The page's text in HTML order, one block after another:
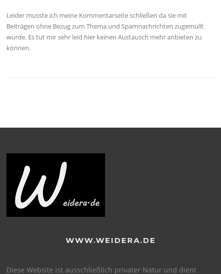
Leider musste ich meine Kommentarseite schließen da sie mit
Beiträgen ohne Bezug zum Thema und Spamnachrichten zugemüllt
wurde. Es tut mir sehr leid hier keinen Austausch mehr anbieten zu
können.
WWW.WEIDERA.DE
Diese Website ist ausschließlich privater Natur und dient